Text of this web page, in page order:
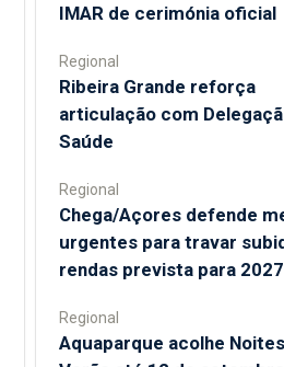
IMAR de cerimónia oficial
Regional
Ribeira Grande reforça
articulação com
Saúde
Regional
Chega/Açores defende
urgentes para travar
rendas prevista para 2027
Regional
Aquaparque acolhe